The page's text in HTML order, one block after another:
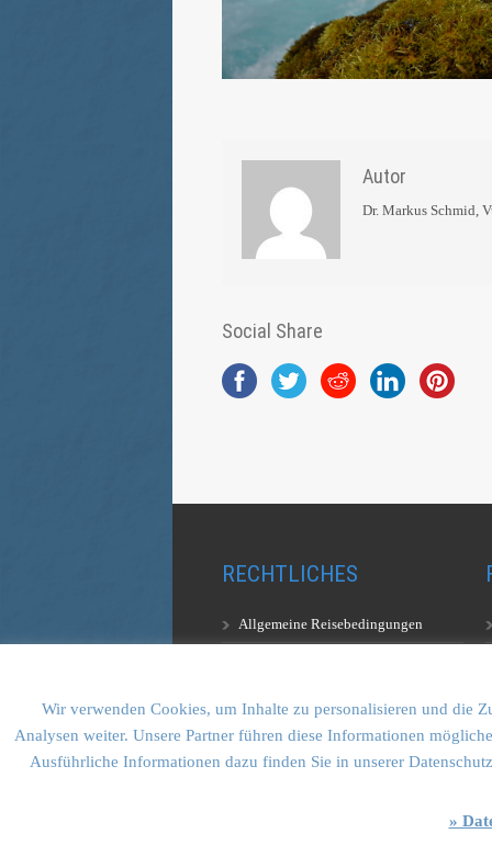
Autor
Dr. Markus Schmid,
Social Share
RECHTLICHES
Allgemeine Reisebedingungen
Datenschutzerklärung
Wir verwenden Cookies, um Inhalte zu personalisieren und die
Analysen weiter. Unsere Partner führen diese Informationen
Ausführliche Informationen dazu finden Sie in unserer
»